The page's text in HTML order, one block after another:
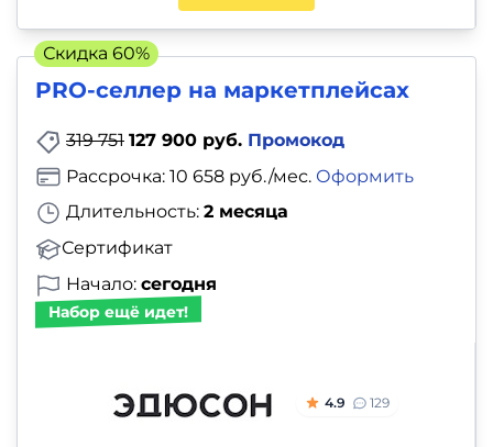
PRO-селлер на маркетплейсах
319 751 127 900 руб. Промокод
Длительность: 2 месяца
Сертификат
Рассрочка: 10 658 руб./мес. Оформить
Начало: сегодня
Набор ещё идет!
4.9 129
Скидка 60%